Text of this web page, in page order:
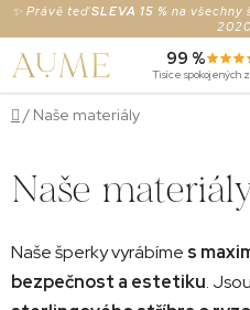
Prejsť
na
obsah
✨ Právě teďSLEVA 15 % na všechny
99 %
Tisíce spokojených
Domov
/ Naše materiály
Naše
Naše šperky vyrábíme s
bezpečnost a estetiku.